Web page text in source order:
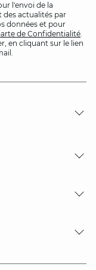
l'envoi de la
des actualités par
données et pour
de Confidentialité.
en cliquant sur le lien